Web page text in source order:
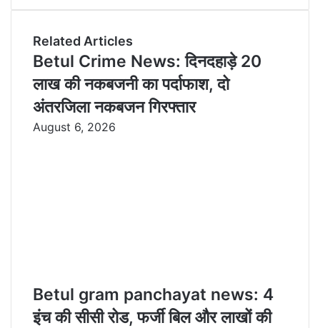
i
Related Articles
Betul Crime News: दिनदहाड़े 20
लाख की नकबजनी का पर्दाफाश, दो
अंतरजिला नकबजन गिरफ्तार
August 6, 2026
Betul gram panchayat news: 4
इंच की सीसी रोड, फर्जी बिल और लाखों की